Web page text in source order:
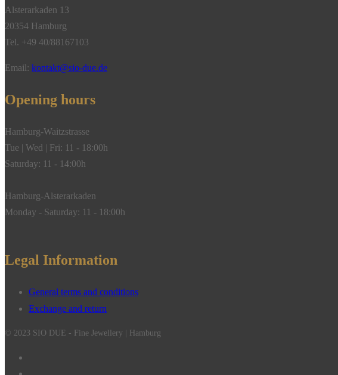
Alsterarkaden 13
20354 Hamburg
Tel. +49 40/88167103
Email: kontakt@sio-due.de
Opening hours
Hamburg-Waitzstrasse
Tue | Wed | Fri: 11 - 18:00h
Saturday: 11 - 14:00h
Hamburg-Alsterarkaden
Monday - Saturday: 11 - 18:00h
Legal Information
General terms and conditions
Exchange and return
© 2023 SIO DUE - Fine Jewellery | Hamburg